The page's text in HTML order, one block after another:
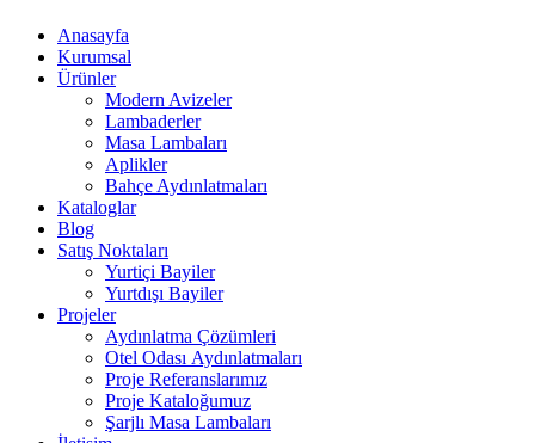
Anasayfa
Kurumsal
Ürünler
Modern Avizeler
Lambaderler
Masa Lambaları
Aplikler
Bahçe Aydınlatmaları
Kataloglar
Blog
Satış Noktaları
Yurtiçi Bayiler
Yurtdışı Bayiler
Projeler
Aydınlatma Çözümleri
Otel Odası Aydınlatmaları
Proje Referanslarımız
Proje Kataloğumuz
Şarjlı Masa Lambaları